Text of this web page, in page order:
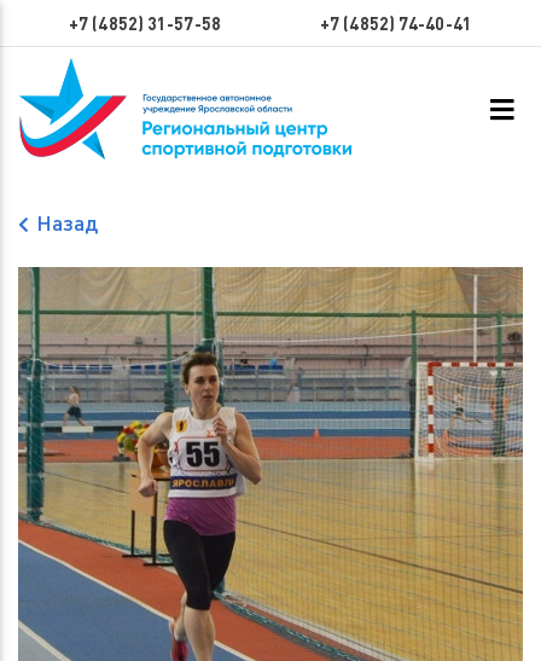
+7 (4852) 31-57-58 +7 (4852) 74-40-41
Назад